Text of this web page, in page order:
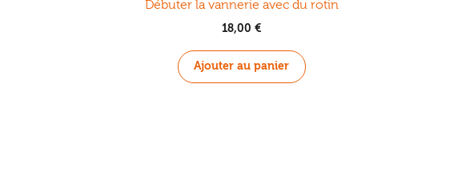
Débuter la vannerie avec du rotin
18,00 €
Ajouter au panier